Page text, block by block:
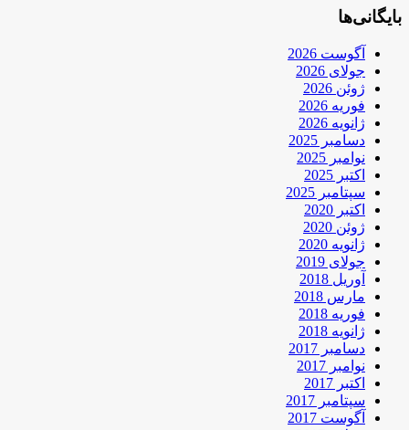
بایگانی‌ها
آگوست 2026
جولای 2026
ژوئن 2026
فوریه 2026
ژانویه 2026
دسامبر 2025
نوامبر 2025
اکتبر 2025
سپتامبر 2025
اکتبر 2020
ژوئن 2020
ژانویه 2020
جولای 2019
آوریل 2018
مارس 2018
فوریه 2018
ژانویه 2018
دسامبر 2017
نوامبر 2017
اکتبر 2017
سپتامبر 2017
آگوست 2017